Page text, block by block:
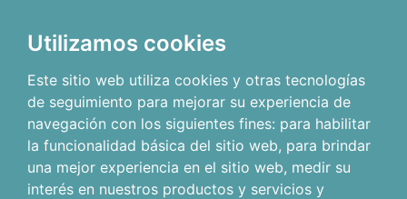
Utilizamos cookies
Este sitio web utiliza cookies y otras tecnologías
de seguimiento para mejorar su experiencia de
navegación con los siguientes fines: para habilitar
la funcionalidad básica del sitio web, para brindar
una mejor experiencia en el sitio web, medir su
interés en nuestros productos y servicios y